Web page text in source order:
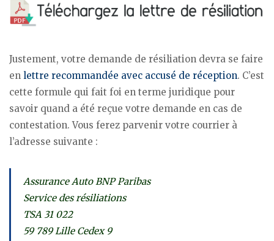
Justement, votre demande de résiliation devra se faire
en lettre recommandée avec accusé de réception. C’est
cette formule qui fait foi en terme juridique pour
savoir quand a été reçue votre demande en cas de
contestation. Vous ferez parvenir votre courrier à
l’adresse suivante :
Assurance Auto BNP Paribas
Service des résiliations
TSA 31 022
59 789 Lille Cedex 9